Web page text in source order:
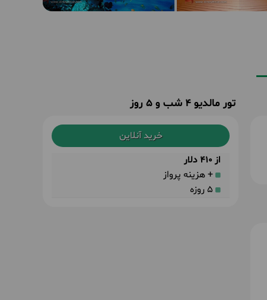
تور مالدیو 4 شب و 5 روز
خرید آنلاین
از 410 دلار
+ هزینه پرواز